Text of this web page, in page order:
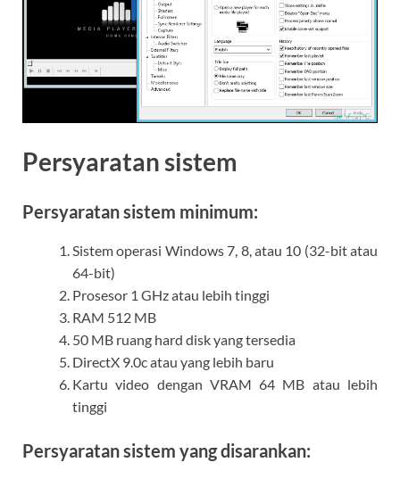
Persyaratan sistem
Persyaratan sistem minimum:
Sistem operasi Windows 7, 8, atau 10 (32-bit atau
64-bit)
Prosesor 1 GHz atau lebih tinggi
RAM 512 MB
50 MB ruang hard disk yang tersedia
DirectX 9.0c atau yang lebih baru
Kartu video dengan VRAM 64 MB atau lebih
tinggi
Persyaratan sistem yang disarankan: